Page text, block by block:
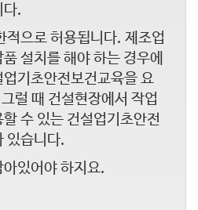
다.
으로 허용됩니다. 제조업
설치를 해야 하는 경우에
기초안전보건교육을 요
럴 때 건설현장에서 작업
수 있는 건설업기초안전
있습니다.
있어야 하지요.